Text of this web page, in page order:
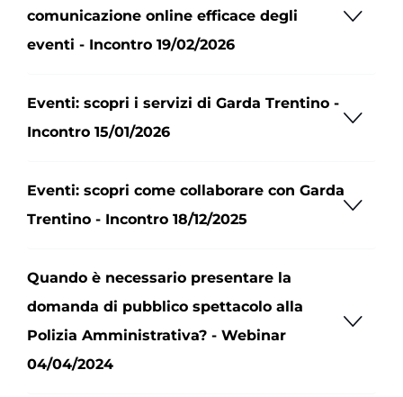
comunicazione online efficace degli
eventi - Incontro 19/02/2026
Eventi: scopri i servizi di Garda Trentino -
Incontro 15/01/2026
Eventi: scopri come collaborare con Garda
Trentino - Incontro 18/12/2025
Quando è necessario presentare la
domanda di pubblico spettacolo alla
Polizia Amministrativa? - Webinar
04/04/2024